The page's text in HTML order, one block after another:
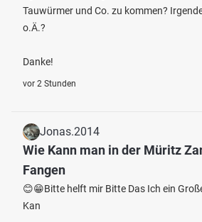
Tauwürmer und Co. zu kommen?
o.Ä.?
Danke!
vor 2 Stunden
Jonas.2014
Wie Kann man in der Müritz
Fangen
😊😁Bitte helft mir Bitte Das Ich ein
Kan